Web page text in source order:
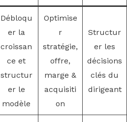
Débloqu
er la
croissan
ce et
structur
er le
modèle
Optimise
r
stratégie,
offre,
marge &
acquisiti
on
Structur
er les
décisions
clés du
dirigeant